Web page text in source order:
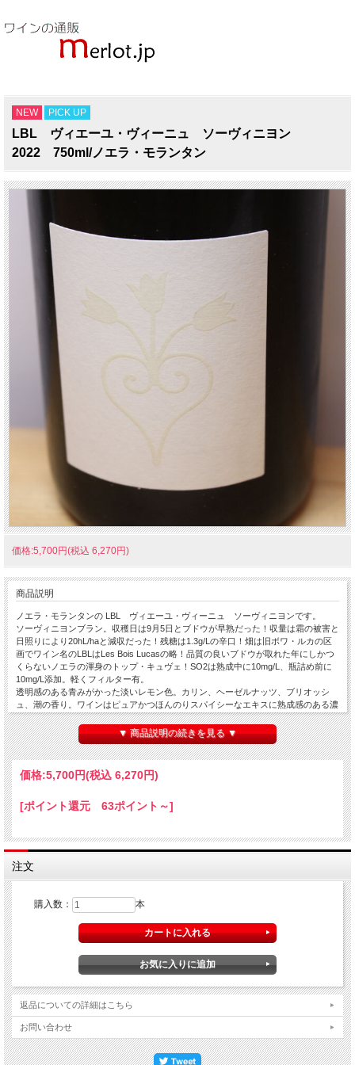
NEW PICK UP
LBL ヴィエーユ・ヴィーニュ ソーヴィニヨン
2022 750ml/ノエラ・モランタン
価格:5,700円(税込 6,270円)
商品説明
ノエラ・モランタンの LBL ヴィエーユ・ヴィーニュ ソーヴィニヨンです。
ソーヴィニヨンブラン。収穫日は9月5日とブドウが早熟だった！収量は霜の被害と
日照りにより20hL/haと減収だった！残糖は1.3g/Lの辛口！畑は旧ボワ・ルカの区
画でワイン名のLBLはLes Bois Lucasの略！品質の良いブドウが取れた年にしかつ
くらないノエラの渾身のトップ・キュヴェ！SO2は熟成中に10mg/L、瓶詰め前に
10mg/L添加。軽くフィルター有。
透明感のある青みがかった淡いレモン色。カリン、ヘーゼルナッツ、ブリオッシ
ュ、潮の香り。ワインはピュアかつほんのりスパイシーなエキスに熟成感のある濃
縮した旨味があり、重心の低い酸、塩味の凝縮したミネラルが複雑に調和する！
▼ 商品説明の続きを見る ▼
価格:5,700円(税込 6,270円)
[ポイント還元 63ポイント～]
注文
購入数： 本
返品についての詳細はこちら
お問い合わせ